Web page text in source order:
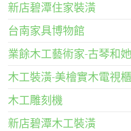
新店碧潭住家裝潢
台南家具博物館
業餘木工藝術家-古琴和
木工裝潢-美檜實木電視
木工雕刻機
新店碧潭木工裝潢